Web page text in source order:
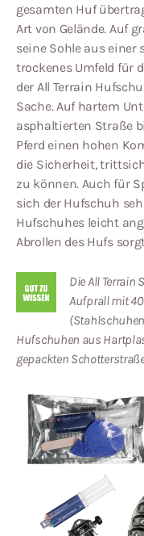
gesamten Huf
Art von Gelände. Auf
seine Sohle aus
trockenes Umfeld für
der All Terrain
Sache. Auf hartem
asphaltierten Straße
Pferd einen hohen
die Sicherheit,
zu können. Auch für
sich der Hufschuh
Hufschuhes leicht
Abrollen des Hufs
Die All Terrain
Aufprall mit
Hufschuhen aus
gepackten